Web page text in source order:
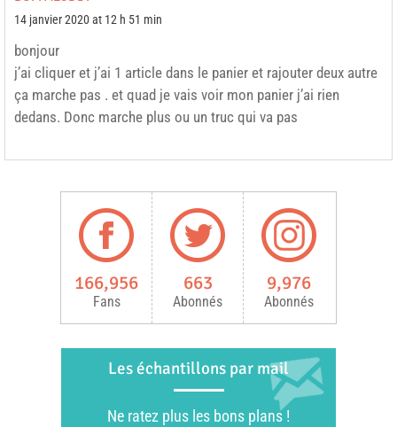
14 janvier 2020 at 12 h 51 min
bonjour
j’ai cliquer et j’ai 1 article dans le panier et rajouter deux autre
ça marche pas . et quad je vais voir mon panier j’ai rien
dedans. Donc marche plus ou un truc qui va pas
166,956
Fans
663
Abonnés
9,976
Abonnés
Les échantillons par mail
Ne ratez plus les bons plans !